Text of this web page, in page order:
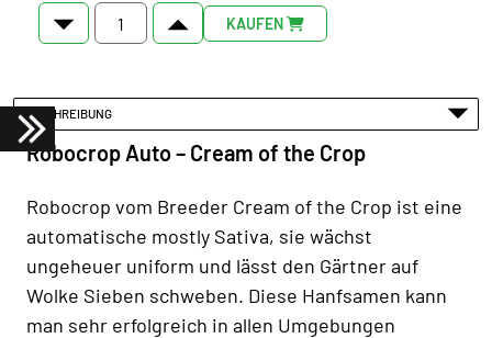
KAUFEN
BESCHREIBUNG
Robocrop Auto – Cream of the Crop
Robocrop vom Breeder Cream of the Crop ist eine
automatische mostly Sativa, sie wächst
ungeheuer uniform und lässt den Gärtner auf
Wolke Sieben schweben. Diese Hanfsamen kann
man sehr erfolgreich in allen Umgebungen